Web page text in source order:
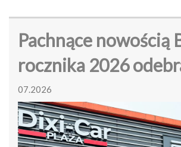
Pachnące nowością
rocznika 2026
07.2026